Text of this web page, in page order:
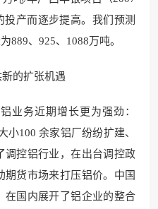
产而逐步提高。我们预测
889、925、1088万吨。
的扩张机遇
业务近期增长更为强劲：
小100 余家铝厂纷纷扩建、
调控铝行业，在出台调控政
货市场来打压铝价。中国
在国内展开了铝企业的整合